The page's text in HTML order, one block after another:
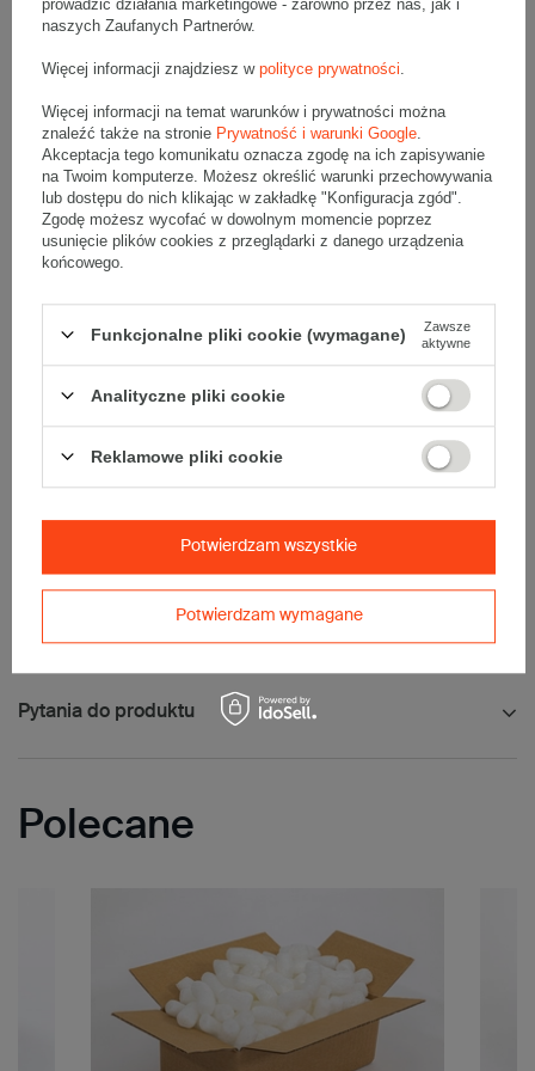
TOLERANCJA WYMIARÓW ± 5 mm
Materiał: Folia LDPE
Właściwości folii: Płaska / przezroczysta /
przeciwodblaskowa
Papier: biały, gładki papier siarczanowy
Brak nadruku
Koperty kurierskie służą do zabezpieczania dokumentów przed
warunkami atmosferycznymi oraz wilgocią. Przylgi sprawdzają się
doskonale do umieszczania w nich listów przewozowych, faktur,
zapewnia trwałe przyklejenie do podłoża.
DARMOWA WYSYŁKA PRZY ZAKUPIE PALETY 176
KARTONÓW. W PRZYPADKU ZAKUPU PEŁNEJ PALETY
PROSIMY O KONTAKT Z BIUREM OBSŁUGI KLIENTA
Pytania do produktu
Polecane
prowadzić działania marketingowe - zarówno przez nas, jak i
naszych Zaufanych Partnerów.
Więcej informacji znajdziesz w polityce prywatności
Więcej informacji na temat warunków i prywatności można
znaleźć także na stronie Prywatność i warunki Google
Akceptacja tego komunikatu oznacza zgodę na ich zapisywanie
na Twoim komputerze. Możesz określić warunki przechowywania
lub dostępu do nich klikając w zakładkę "Konfiguracja zgód".
Zgodę możesz wycofać w dowolnym momencie poprzez
usunięcie plików cookies z przeglądarki z danego urządzenia
końcowego.
Funkcjonalne pliki cookie (wymagane)
Zawsze
aktywne
Analityczne pliki cookie
Reklamowe pliki cookie
Potwierdzam wymagane
Potwierdzam wszystkie